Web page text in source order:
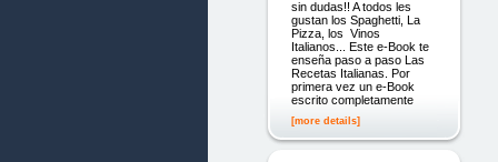
sin dudas!! A todos les
gustan los Spaghetti, La
Pizza, los Vinos
Italianos... Este e-Book te
enseña paso a paso Las
Recetas Italianas. Por
primera vez un e-Book
escrito completamente
[more details]